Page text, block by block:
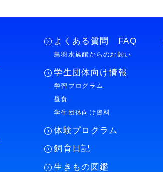
よくある質問 FAQ
鳥羽水族館からのお願い
学生団体向け情報
学習プログラム
昼食
学生団体向け資料
体験プログラム
飼育日記
生きもの図鑑